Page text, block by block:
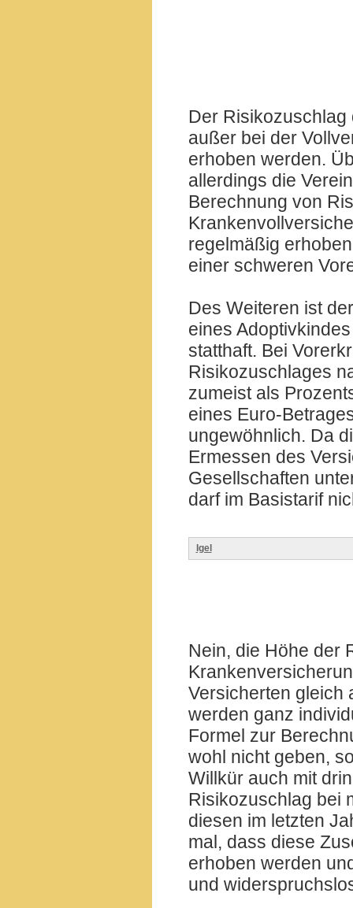
Der Risikozuschlag
außer bei der
erhoben werden.
allerdings die
Berechnung von
regelmäßig
einer schweren
Des Weiteren ist
eines
statthaft. Bei
Risikozuschlages
zumeist als
eines Euro-
ungewöhnlich. Da
Ermessen des
Gesellschaften
darf im Basistarif
Igel
Nein, die Höhe der
Versicherten gleich
werden ganz
Formel zur
wohl nicht geben,
Willkür auch mit
Risikozuschlag bei
diesen im letzten
mal, dass diese
erhoben werden
und